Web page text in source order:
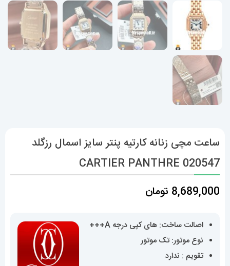
ساعت مچی زنانه کارتیه پنتر سایز اسمال رزگلد
CARTIER PANTHRE 020547
8,689,000 تومان
اصالت ساخت: های کپی درجه A+++
نوع موتور: تک موتور
تقویم : ندارد